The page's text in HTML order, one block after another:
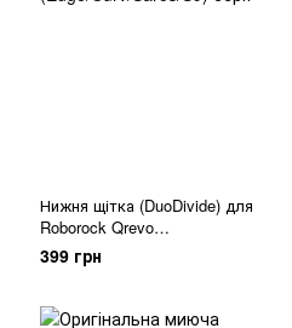
Нижня щітка (DuoDivide) для
Roborock Qrevo
(Edge/Curv/Saros/S9) серія
399 грн